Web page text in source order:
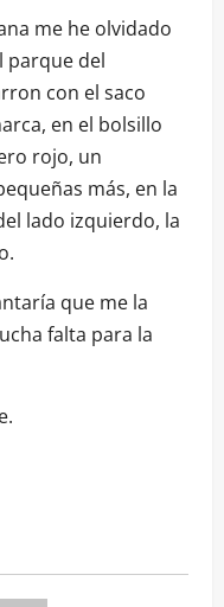
me he olvidado
parque del
con el saco
en el bolsillo
rojo, un
más, en la
lado izquierdo, la
que me la
falta para la